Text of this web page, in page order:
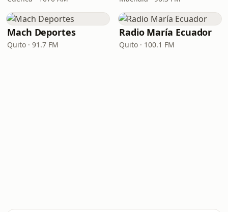
Mach Deportes
Quito · 91.7 FM
Radio María Ecuador
Quito · 100.1 FM